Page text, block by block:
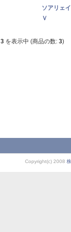
ソアリェ
Ｖ
3 を表示中 (商品の数: 3)
Copyright(c) 2008